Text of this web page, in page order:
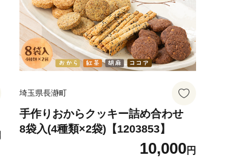
埼玉県長瀞町
手作りおからクッキー詰め合わせ
8袋入(4種類×2袋)【1203853】
10,000円